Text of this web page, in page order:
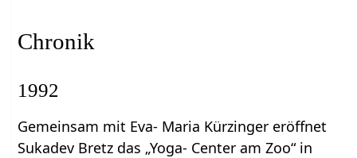
Chronik
1992
Gemeinsam mit Eva- Maria Kürzinger eröffnet
Sukadev Bretz das „Yoga- Center am Zoo“ in